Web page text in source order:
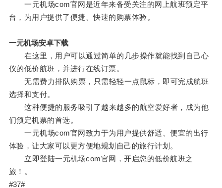
一元机场com官网是近年来备受关注的网上航班预定平
台，为用户提供了便捷、快速的购票体验。
一元机场安卓下载
在这里，用户可以通过简单的几步操作就能找到自己心
仪的低价航班，并进行在线订票。
无需费力排队购票，只需轻轻一点鼠标，即可完成航班
选择和支付。
这种便捷的服务吸引了越来越多的航空爱好者，成为他
们预定机票的首选。
一元机场com官网致力于为用户提供舒适、便宜的出行
体验，让大家可以更方便地规划自己的旅行计划。
立即登陆一元机场com官网，开启您的低价航班之
旅！。
#37#